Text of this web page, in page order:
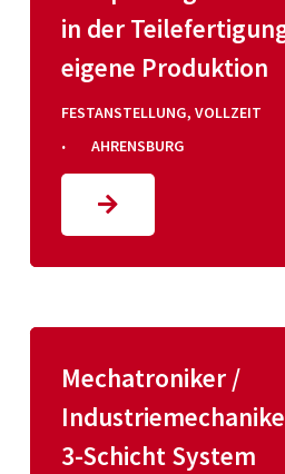
in der
eigene Produktion
FESTANSTELLUNG, VOLLZEIT
· AHRENSBURG
Mechatroniker /
3-Schicht System